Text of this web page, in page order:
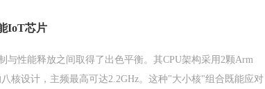
IoT芯片
与性能释放之间取得了出色平衡。其CPU架构采用2颗Arm
核设计，主频最高可达2.2GHz。这种"大小核"组合既能应对